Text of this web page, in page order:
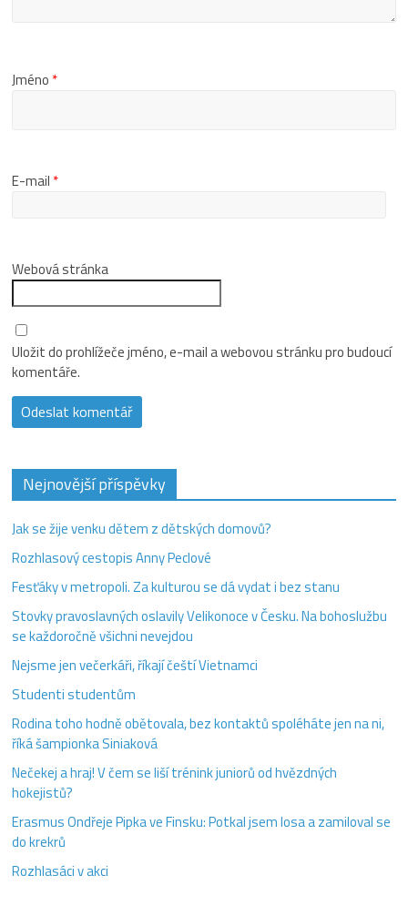
Jméno *
E-mail *
Webová stránka
Uložit do prohlížeče jméno, e-mail a webovou stránku pro budoucí
komentáře.
Nejnovější příspěvky
Jak se žije venku dětem z dětských domovů?
Rozhlasový cestopis Anny Peclové
Fesťáky v metropoli. Za kulturou se dá vydat i bez stanu
Stovky pravoslavných oslavily Velikonoce v Česku. Na bohoslužbu
se každoročně všichni nevejdou
Nejsme jen večerkáři, říkají čeští Vietnamci
Studenti studentům
Rodina toho hodně obětovala, bez kontaktů spoléháte jen na ni,
říká šampionka Siniaková
Nečekej a hraj! V čem se liší trénink juniorů od hvězdných
hokejistů?
Erasmus Ondřeje Pipka ve Finsku: Potkal jsem losa a zamiloval se
do krekrů
Rozhlasáci v akci